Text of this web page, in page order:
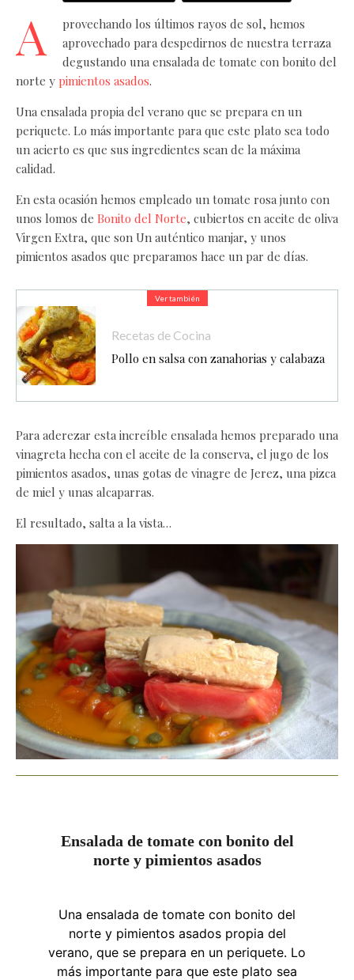
A
provechando los últimos rayos de sol, hemos
aprovechado para despedirnos de nuestra terraza
degustando una ensalada de tomate con bonito del
norte y pimientos asados.
Una ensalada propia del verano que se prepara en un
periquete. Lo más importante para que este plato sea todo
un acierto es que sus ingredientes sean de la máxima
calidad.
En esta ocasión hemos empleado un tomate rosa junto con
unos lomos de Bonito del Norte, cubiertos en aceite de oliva
Virgen Extra, que son Un auténtico manjar, y unos
pimientos asados que preparamos hace un par de días.
Ver también
Recetas de Cocina
Pollo en salsa con zanahorias y calabaza
Para aderezar esta increíble ensalada hemos preparado una
vinagreta hecha con el aceite de la conserva, el jugo de los
pimientos asados, unas gotas de vinagre de Jerez, una pizca
de miel y unas alcaparras.
El resultado, salta a la vista…
Ensalada de tomate con bonito del
norte y pimientos asados
Una ensalada de tomate con bonito del
norte y pimientos asados propia del
verano, que se prepara en un periquete. Lo
más importante para que este plato sea